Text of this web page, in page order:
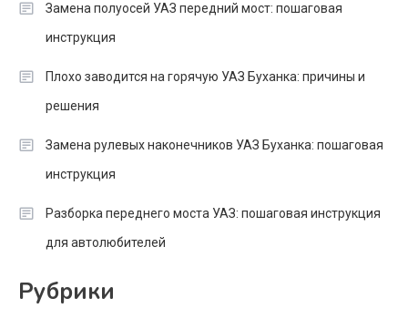
Замена полуосей УАЗ передний мост: пошаговая
инструкция
Плохо заводится на горячую УАЗ Буханка: причины и
решения
Замена рулевых наконечников УАЗ Буханка: пошаговая
инструкция
Разборка переднего моста УАЗ: пошаговая инструкция
для автолюбителей
Рубрики